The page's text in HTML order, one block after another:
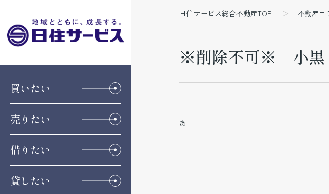
買いたい
売りたい
借りたい
貸したい
日住サービス総合不動産TOP 不動産コ
※削除不可※ 小黒
あ